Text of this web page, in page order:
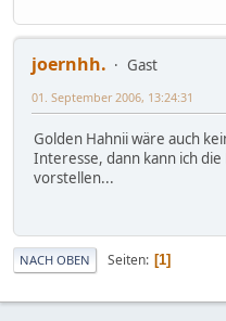
joernhh.
Gast
01. September 2006, 13:24:31
Golden Hahnii wäre auch
Interesse, dann kann ich
vorstellen...
NACH OBEN Seiten 1